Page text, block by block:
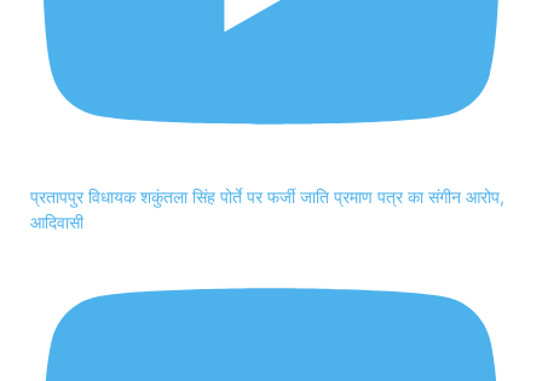
प्रतापपुर विधायक शकुंतला सिंह पोर्ते पर फर्जी जाति प्रमाण पत्र का संगीन आरोप,
आदिवासी